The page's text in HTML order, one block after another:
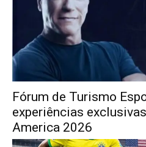
Fórum de Turismo
experiências
America 2026